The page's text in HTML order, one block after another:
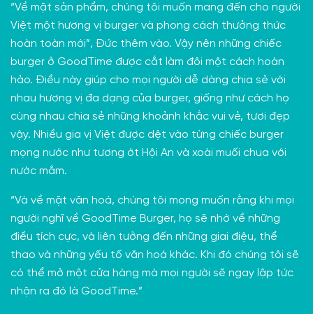
“Về mặt sản phẩm, chúng tôi muốn mang đến cho người
Việt một hương vị burger và phong cách thưởng thức
hoàn toàn mới”, Đức thêm vào. Vậy nên những chiếc
burger ở GoodTime được cắt làm đôi một cách hoàn
hảo. Điều này giúp cho mọi người dễ dàng chia sẻ với
nhau hương vị đa dạng của burger, giống như cách họ
cùng nhau chia sẻ những khoảnh khắc vui vẻ, tươi đẹp
vậy. Nhiều gia vị Việt được dệt vào từng chiếc burger
mọng nước như tương ớt Hội An và xoài muối chua với
nước mắm.
“Và về mặt văn hoá, chúng tôi mong muốn rằng khi mọi
người nghĩ về GoodTime Burger, họ sẽ nhớ về những
điều tích cực, và liên tưởng đến những giai điệu, thể
thao và những yếu tố văn hoá khác. Khi đó chúng tôi sẽ
có thể mở một cửa hàng mà mọi người sẽ ngay lập tức
nhận ra đó là GoodTime.”